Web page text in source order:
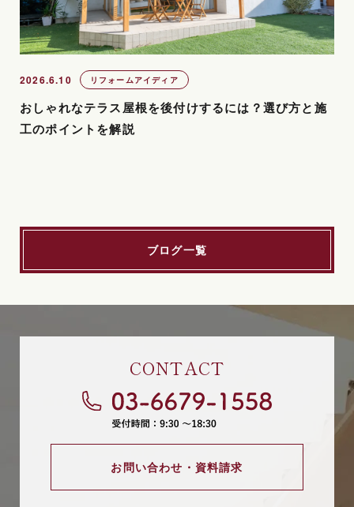
2026.6.10 リフォームアイディア
おしゃれなテラス屋根を後付けするには？選び方と施
工のポイントを解説
ブログ一覧
CONTACT
お問い合わせ・資料請求